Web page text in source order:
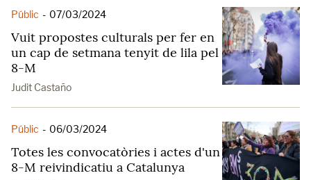
Públic - 07/03/2024
Vuit propostes culturals per fer en
un cap de setmana tenyit de lila pel
8-M
Judit Castaño
Públic - 06/03/2024
Totes les convocatòries i actes d'un
8-M reivindicatiu a Catalunya